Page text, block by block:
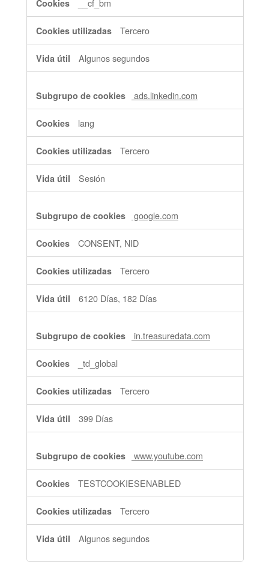
__cf_bm
Tercero
Algunos segundos
ads.linkedin.com
lang
Tercero
Sesión
google.com
CONSENT, NID
Tercero
6120 Días, 182 Días
in.treasuredata.com
_td_global
Tercero
399 Días
www.youtube.com
TESTCOOKIESENABLED
Tercero
Algunos segundos